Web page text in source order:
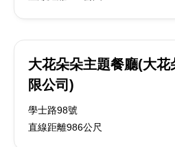
大花朵朵主題餐廳(大
限公司)
學士路98號
直線距離986公尺